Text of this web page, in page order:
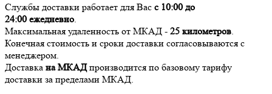
Службы доставки работает для Вас с 10:00 до
24:00 ежедневно.
Максимальная удаленность от МКАД - 25 километров.
Конечная стоимость и сроки доставки согласовываются с
менеджером.
Доставка на МКАДпроизводится по базовому тарифу
доставки за пределами МКАД.